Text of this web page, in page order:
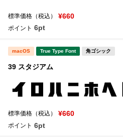
標準価格（税込） ¥660
ポイント 6pt
macOS True Type Font 角ゴシック
39 スタジアム
標準価格（税込） ¥660
ポイント 6pt